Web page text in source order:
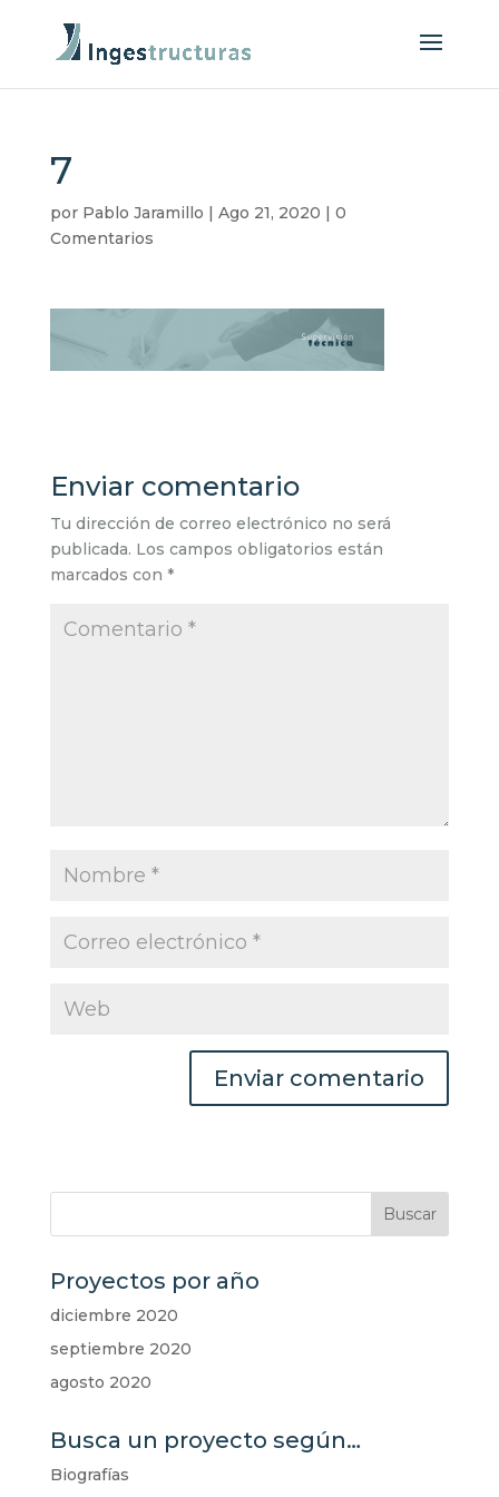
7
por Pablo Jaramillo | Ago 21, 2020 | 0
Comentarios
Enviar comentario
Tu dirección de correo electrónico no será
publicada. Los campos obligatorios están
marcados con *
Proyectos por año
diciembre 2020
septiembre 2020
agosto 2020
Busca un proyecto según…
Biografías